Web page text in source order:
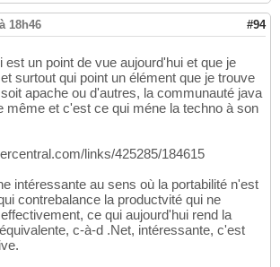
18h46 #94
est un point de vue aujourd'hui et que je
surtout qui point un élément que je trouve
apache ou d'autres, la communauté java
même et c'est ce qui méne la techno à son
links/425285/184615
intéressante au sens où la portabilité n'est
contrebalance la productvité qui ne
ce qui aujourd'hui rend la
c-à-d .Net, intéressante, c'est